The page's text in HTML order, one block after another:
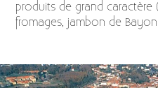
produits de grand caractère
fromages, jambon de